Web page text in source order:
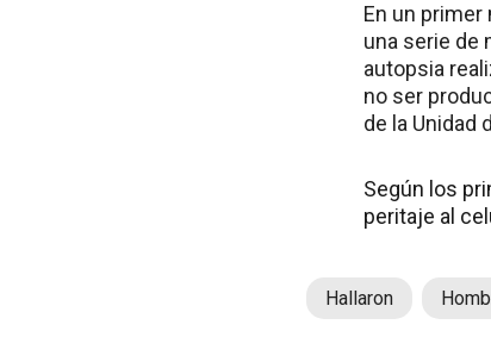
En un
una serie de
autopsia
no ser
de la Unidad
Según los
peritaje al
Hallaron